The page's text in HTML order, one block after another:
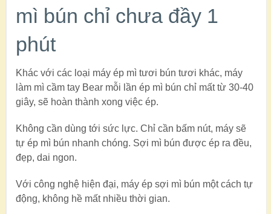
mì bún chỉ chưa đầy 1
phút
Khác với các loại máy ép mì tươi bún tươi khác, máy
làm mì cầm tay Bear mỗi lần ép mì bún chỉ mất từ 30-40
giây, sẽ hoàn thành xong việc ép.
Không cần dùng tới sức lực. Chỉ cần bấm nút, máy sẽ
tự ép mì bún nhanh chóng. Sợi mì bún được ép ra đều,
đẹp, dai ngon.
Với công nghệ hiện đại, máy ép sợi mì bún một cách tự
động, không hề mất nhiều thời gian.